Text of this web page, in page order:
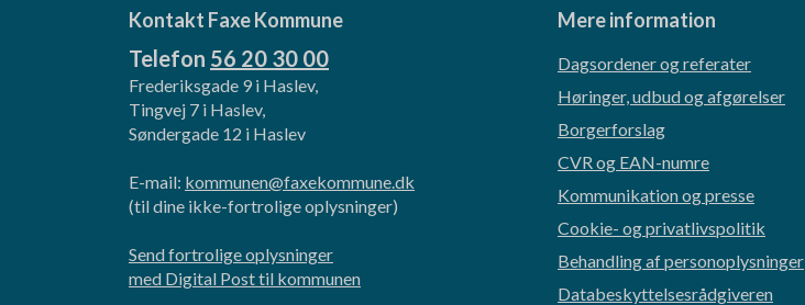
Kontakt Faxe Kommune
Telefon 56 20 30 00
Frederiksgade 9 i Haslev,
Tingvej 7 i Haslev,
Søndergade 12 i Haslev
E-mail: kommunen@faxekommune.dk
(til dine ikke-fortrolige oplysninger)
Send fortrolige oplysninger
med Digital Post til kommunen
Mere information
Dagsordener og referater
Høringer, udbud og afgørelser
Borgerforslag
CVR og EAN-numre
Kommunikation og presse
Cookie- og privatlivspolitik
Behandling af personoplysninger
Databeskyttelsesrådgiveren